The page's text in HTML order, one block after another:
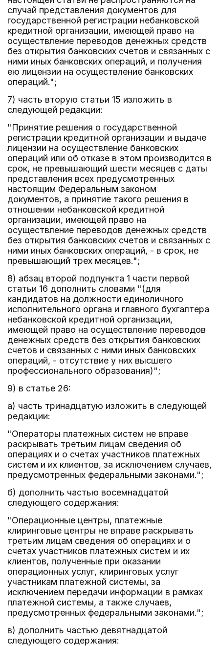
случай представления документов для
государственной регистрации небанковской
кредитной организации, имеющей право на
осуществление переводов денежных средств
без открытия банковских счетов и связанных с
ними иных банковских операций, и получения
ею лицензии на осуществление банковских
операций.";
7) часть вторую статьи 15 изложить в
следующей редакции:
"Принятие решения о государственной
регистрации кредитной организации и выдаче
лицензии на осуществление банковских
операций или об отказе в этом производится в
срок, не превышающий шести месяцев с даты
представления всех предусмотренных
настоящим Федеральным законом
документов, а принятие такого решения в
отношении небанковской кредитной
организации, имеющей право на
осуществление переводов денежных средств
без открытия банковских счетов и связанных с
ними иных банковских операций, - в срок, не
превышающий трех месяцев.";
8) абзац второй подпункта 1 части первой
статьи 16 дополнить словами "(для
кандидатов на должности единоличного
исполнительного органа и главного бухгалтера
небанковской кредитной организации,
имеющей право на осуществление переводов
денежных средств без открытия банковских
счетов и связанных с ними иных банковских
операций, - отсутствие у них высшего
профессионального образования)";
9) в статье 26:
а) часть тринадцатую изложить в следующей
редакции:
"Операторы платежных систем не вправе
раскрывать третьим лицам сведения об
операциях и о счетах участников платежных
систем и их клиентов, за исключением случаев,
предусмотренных федеральными законами.";
б) дополнить частью восемнадцатой
следующего содержания:
"Операционные центры, платежные
клиринговые центры не вправе раскрывать
третьим лицам сведения об операциях и о
счетах участников платежных систем и их
клиентов, полученные при оказании
операционных услуг, клиринговых услуг
участникам платежной системы, за
исключением передачи информации в рамках
платежной системы, а также случаев,
предусмотренных федеральными законами.";
в) дополнить частью девятнадцатой
следующего содержания: